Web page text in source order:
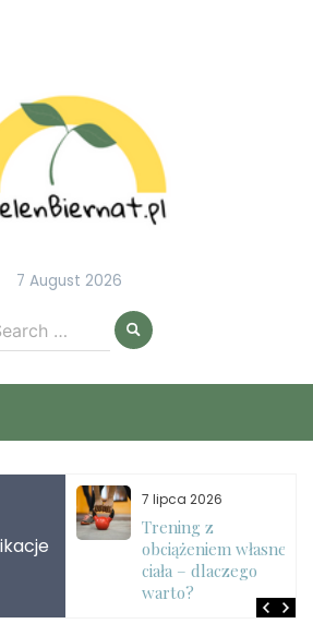
7 August 2026
7 lipca 2026
Trening z
obciążeniem własnego
ciała – dlaczego
warto?